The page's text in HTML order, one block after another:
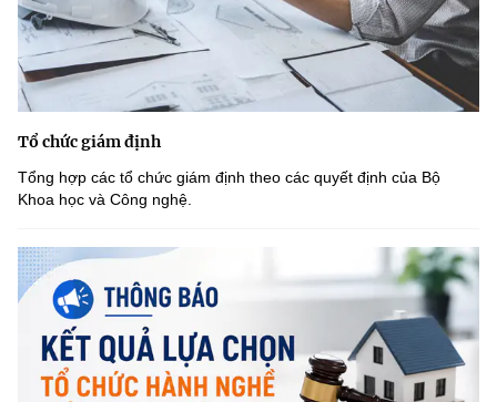
Tổ chức giám định
Tổng hợp các tổ chức giám định theo các quyết định của Bộ
Khoa học và Công nghệ.